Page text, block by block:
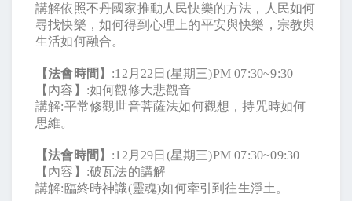
講解依照不丹國家推動人民快樂的方法，人民如何
尋找快樂，如何得到心理上的平安與快樂，宗教與
生活如何融合。
【法會時間】 :12 月 22 日 (星期三)PM 07:30~9:30
【內容】 :如何觀修大悲觀音
講解:平常修觀世音菩薩法如何觀想，持咒時如何
思維。
【法會時間】 :12 月 29日 (星期三)PM 07:30~09:30
【內容】 :破瓦法的講解
講解:臨終時神識(靈魂)如何牽引到往生淨土。